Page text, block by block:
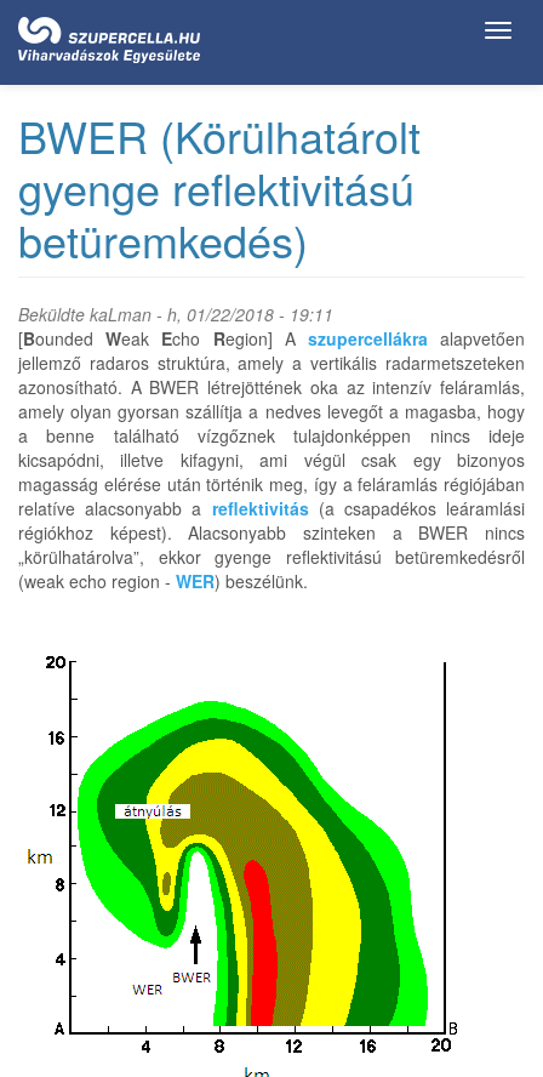
Ugrás
tartalomra
BWER (Körülhatárolt
gyenge reflektivitású
betüremkedés)
Beküldte kaLman - h, 01/22/2018 - 19:11
[BoundedWeak Echo Region] A szupercellákraalapvetően
jellemző radaros struktúra, amely a vertikális radarmetszeteken
azonosítható. A BWER létrejöttének oka az intenzív feláramlás,
amely olyan gyorsan szállítja a nedves levegőt a magasba, hogy
a benne található vízgőznek tulajdonképpen nincs ideje
kicsapódni, illetve kifagyni, ami végül csak egy bizonyos
magasság elérése után történik meg, így a feláramlás régiójában
relatíve alacsonyabb a reflektivitás(a csapadékos leáramlási
régiókhoz képest). Alacsonyabb szinteken a BWER nincs
„körülhatárolva”, ekkor gyenge reflektivitású betüremkedésről
(weak echo region - WER) beszélünk.